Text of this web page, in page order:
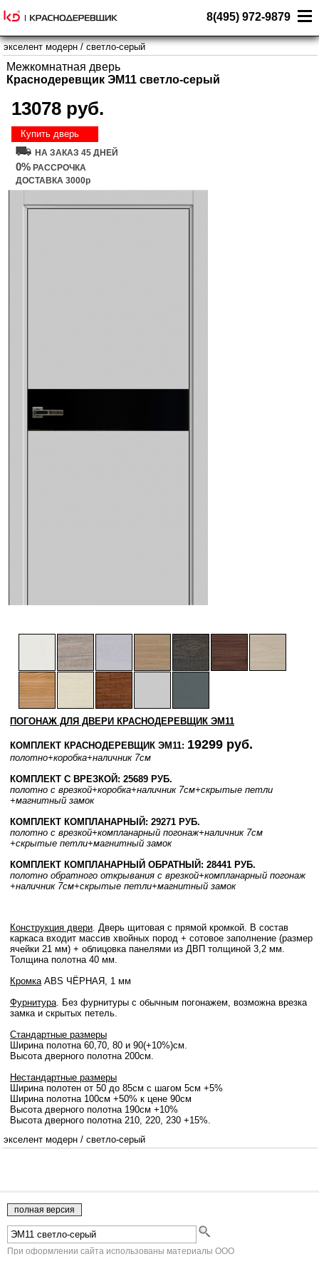
8(495) 972-9879
экселент модерн / светло-серый
Межкомнатная дверь
Краснодеревщик ЭМ11 светло-серый
13078 руб.
Купить дверь
НА ЗАКАЗ 45 ДНЕЙ
0% РАССРОЧКА
ДОСТАВКА 3000р
ПОГОНАЖ ДЛЯ ДВЕРИ КРАСНОДЕРЕВЩИК ЭМ11
КОМПЛЕКТ КРАСНОДЕРЕВЩИК ЭМ11: 19299 руб.
полотно+коробка+наличник 7см
КОМПЛЕКТ С ВРЕЗКОЙ: 25689 РУБ.
полотно с врезкой+коробка+наличник 7см+скрытые петли
+магнитный замок
КОМПЛЕКТ КОМПЛАНАРНЫЙ: 29271 РУБ.
полотно с врезкой+компланарный погонаж+наличник 7см
+скрытые петли+магнитный замок
КОМПЛЕКТ КОМПЛАНАРНЫЙ ОБРАТНЫЙ: 28441 РУБ.
полотно обратного открывания с врезкой+компланарный погонаж
+наличник 7см+скрытые петли+магнитный замок
Конструкция двери. Дверь щитовая с прямой кромкой. В состав
каркаса входит массив хвойных пород + сотовое заполнение (размер
ячейки 21 мм) + облицовка панелями из ДВП толщиной 3,2 мм.
Толщина полотна 40 мм.
КромкаABS ЧЁРНАЯ, 1 мм
Фурнитура. Без фурнитуры с обычным погонажем, возможна врезка
замка и скрытых петель.
Стандартные размеры
Ширина полотна 60,70, 80 и 90(+10%)см.
Высота дверного полотна 200см.
Нестандартные размеры
Ширина полотен от 50 до 85см с шагом 5см +5%
Ширина полотна 100см +50% к цене 90см
Высота дверного полотна 190см +10%
Высота дверного полотна 210, 220, 230 +15%.
экселент модерн / светло-серый
При оформлении сайта использованы материалы ООО